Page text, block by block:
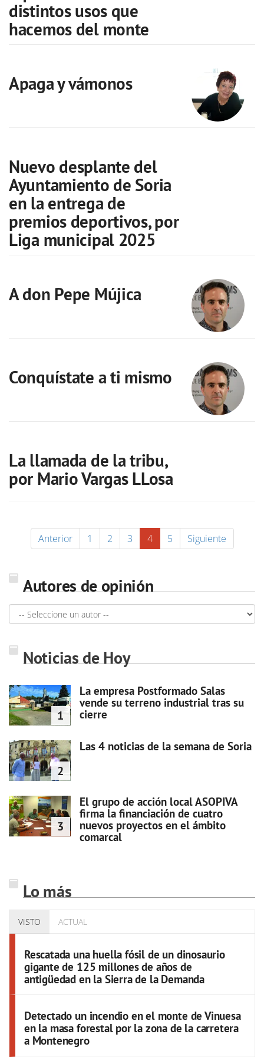
distintos usos que
hacemos del monte
Apaga y vámonos
Nuevo desplante del
Ayuntamiento de Soria
en la entrega de
premios deportivos, por
Liga municipal 2025
A don Pepe Mújica
Conquístate a ti mismo
La llamada de la tribu,
por Mario Vargas LLosa
Anterior 1 2 3 4 5 Siguiente
Autores de opinión
Noticias de Hoy
1
La empresa Postformado Salas
vende su terreno industrial tras su
cierre
2
Las 4 noticias de la semana de Soria
3
El grupo de acción local ASOPIVA
firma la financiación de cuatro
nuevos proyectos en el ámbito
comarcal
Lo más
VISTO ACTUAL
Rescatada una huella fósil de un dinosaurio
gigante de 125 millones de años de
antigüedad en la Sierra de la Demanda
Detectado un incendio en el monte de Vinuesa
en la masa forestal por la zona de la carretera
a Montenegro